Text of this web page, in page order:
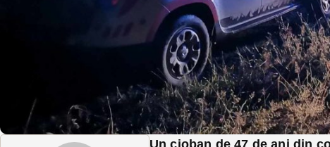
Un cioban de 47 de ani din